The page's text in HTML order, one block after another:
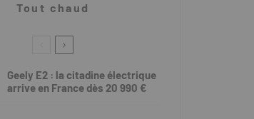
Tout chaud
Geely E2 : la citadine électrique
arrive en France dès 20 990 €